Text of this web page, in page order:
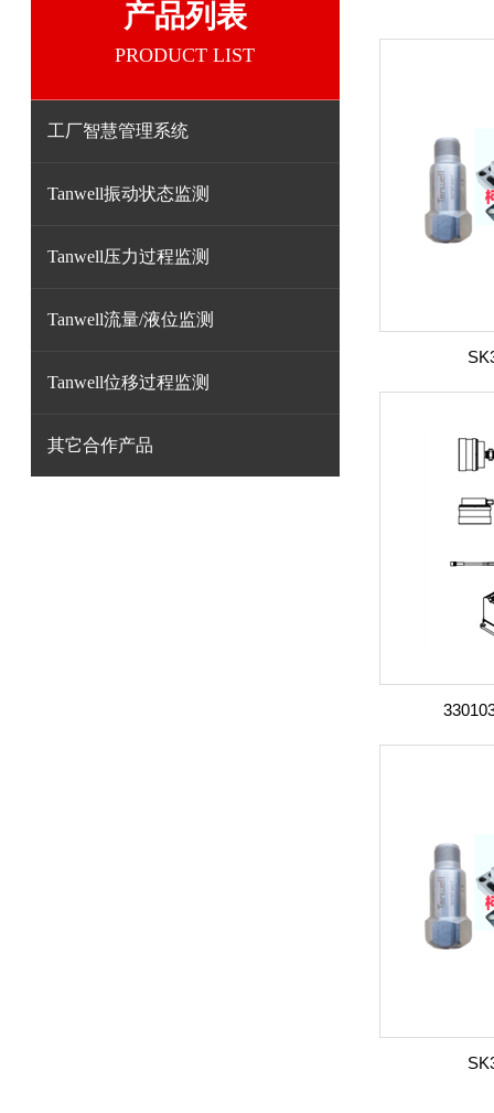
产品列表
PRODUCT LIST
工厂智慧管理系统
Tanwell振动状态监测
Tanwell压力过程监测
Tanwell流量/液位监测
Tanwell位移过程监测
其它合作产品